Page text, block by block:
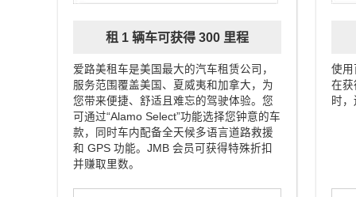
租 1 辆车可获得 300 里程
爱路美租车是美国最大的汽车租赁公司，
服务范围覆盖美国、夏威夷和加拿大，为
您带来便捷、舒适且难忘的驾驶体验。您
可通过“Alamo Select”功能选择您钟意的车
款，同时车内配备全天候多语言道路救援
和 GPS 功能。JMB 会员可获得特殊折扣
并赚取里数。
使用
在获
时